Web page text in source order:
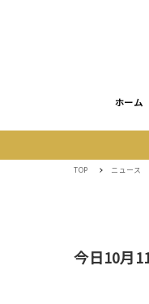
ホーム
TOP ニュース
今日10月